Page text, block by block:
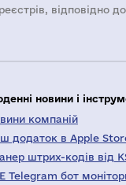
відповідно до
новини і
компаній
додаток в Apple
штрих-кодів від
Telegram бот